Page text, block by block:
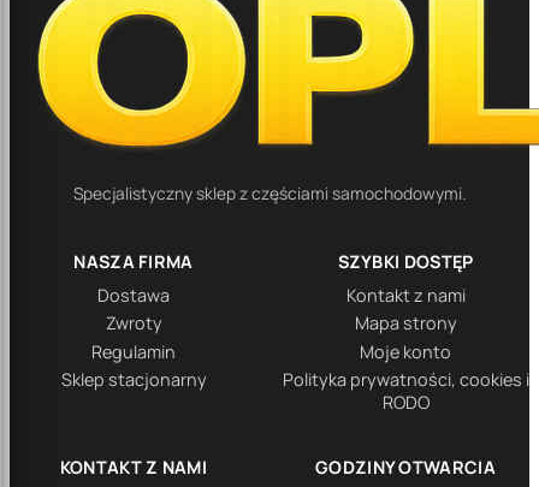
Specjalistyczny sklep z częściami samochodowymi.
NASZA FIRMA
Dostawa
Zwroty
Regulamin
Sklep stacjonarny
SZYBKI DOSTĘP
Kontakt z nami
Mapa strony
Moje konto
Polityka prywatności, cookies i
RODO
KONTAKT Z NAMI
GODZINY OTWARCIA